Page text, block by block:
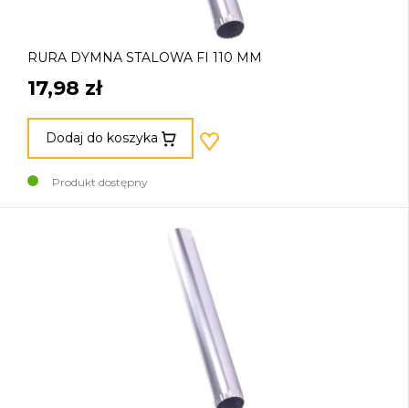
RURA DYMNA STALOWA FI 110 MM
17,98 zł
Dodaj do koszyka
Produkt dostępny